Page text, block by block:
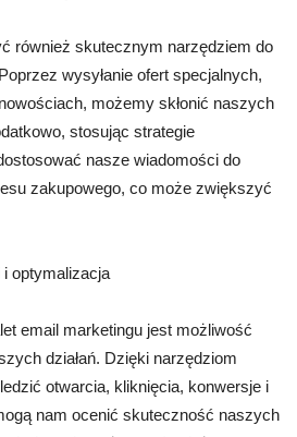
również skutecznym narzędziem do
wysyłanie ofert specjalnych,
możemy skłonić naszych
stosując strategie
nasze wiadomości do
zakupowego, co może zwiększyć
optymalizacja
email marketingu jest możliwość
działań. Dzięki narzędziom
otwarcia, kliknięcia, konwersje i
nam ocenić skuteczność naszych